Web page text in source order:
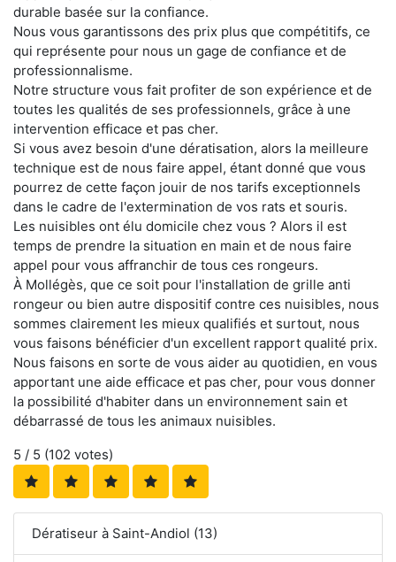
durable basée sur la confiance.
Nous vous garantissons des prix plus que compétitifs, ce
qui représente pour nous un gage de confiance et de
professionnalisme.
Notre structure vous fait profiter de son expérience et de
toutes les qualités de ses professionnels, grâce à une
intervention efficace et pas cher.
Si vous avez besoin d'une dératisation, alors la meilleure
technique est de nous faire appel, étant donné que vous
pourrez de cette façon jouir de nos tarifs exceptionnels
dans le cadre de l'extermination de vos rats et souris.
Les nuisibles ont élu domicile chez vous ? Alors il est
temps de prendre la situation en main et de nous faire
appel pour vous affranchir de tous ces rongeurs.
À Mollégès, que ce soit pour l'installation de grille anti
rongeur ou bien autre dispositif contre ces nuisibles, nous
sommes clairement les mieux qualifiés et surtout, nous
vous faisons bénéficier d'un excellent rapport qualité prix.
Nous faisons en sorte de vous aider au quotidien, en vous
apportant une aide efficace et pas cher, pour vous donner
la possibilité d'habiter dans un environnement sain et
débarrassé de tous les animaux nuisibles.
5 / 5 (102 votes)
Dératiseur à Saint-Andiol (13)